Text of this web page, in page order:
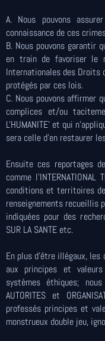
A. Nous pouvons
connaissance de ces
B. Nous pouvons garantir
en train de favoriser le
Internationales des Droits
protégés par ces lois.
C. Nous pouvons affirmer
complices et/ou
L'HUMANITE' et qui
sera celle d'en restaurer
Ensuite ces reportages
comme
conditions et territoires
renseignements recueillis
indiquées pour des
SUR LA SANTE etc.
En plus d’être illégaux,
aux principes et
systèmes éthiques;
AUTORITES et
professés principes et
monstrueux double jeu,